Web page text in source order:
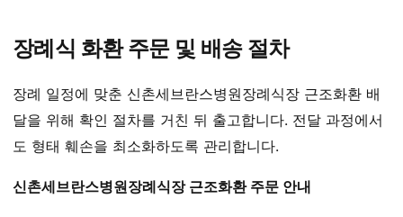
장례식 화환 주문 및 배송 절차
장례 일정에 맞춘 신촌세브란스병원장례식장 근조화환 배
달을 위해 확인 절차를 거친 뒤 출고합니다. 전달 과정에서
도 형태 훼손을 최소화하도록 관리합니다.
신촌세브란스병원장례식장 근조화환 주문 안내